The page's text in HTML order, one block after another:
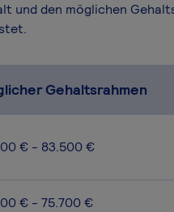
und den möglichen
Gehaltsrahmen
€ - 83.500 €
€ - 75.700 €